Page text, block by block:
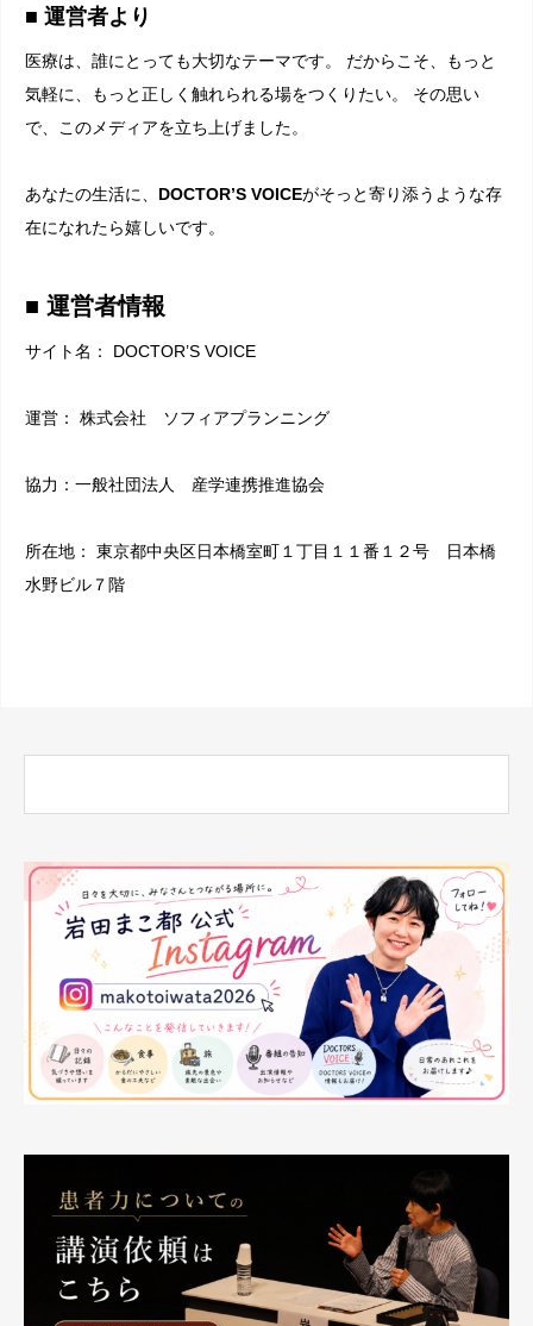
■ 運営者より
医療は、誰にとっても大切なテーマです。 だからこそ、もっと
気軽に、もっと正しく触れられる場をつくりたい。 その思い
で、このメディアを立ち上げました。
あなたの生活に、 DOCTOR’S VOICEがそっと寄り添うような存
在になれたら嬉しいです。
■ 運営者情報
サイト名： DOCTOR’S VOICE
運営： 株式会社 ソフィアプランニング
協力：一般社団法人 産学連携推進協会
所在地： 東京都中央区日本橋室町１丁目１１番１２号 日本橋
水野ビル７階